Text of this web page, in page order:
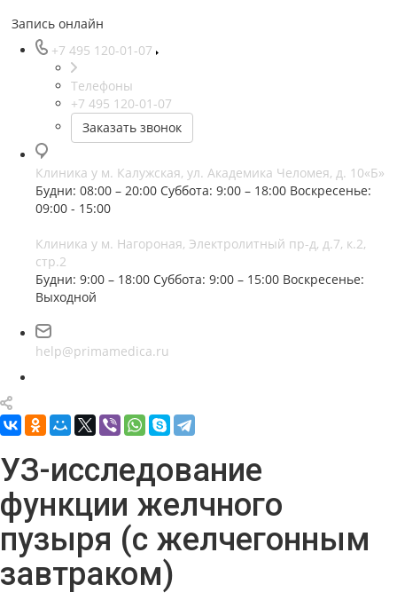
Запись онлайн
+7 495 120-01-07
Телефоны
+7 495 120-01-07
Заказать звонок
Клиника у м. Калужская, ул. Академика Челомея, д. 10«Б»
Будни: 08:00 – 20:00 Суббота: 9:00 – 18:00 Воскресенье:
09:00 - 15:00
Клиника у м. Нагороная, Электролитный пр-д, д.7, к.2,
стр.2
Будни: 9:00 – 18:00 Суббота: 9:00 – 15:00 Воскресенье:
Выходной
help@primamedica.ru
УЗ-исследование
функции желчного
пузыря (с желчегонным
завтраком)